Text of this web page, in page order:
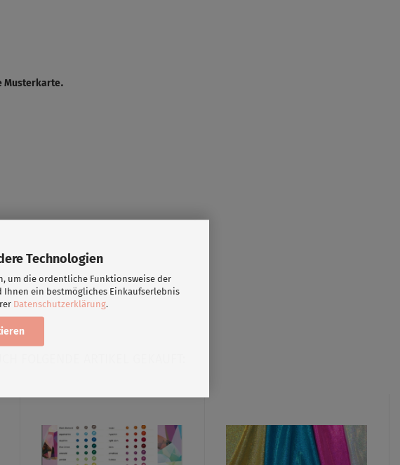
Technologien
um die ordentliche Funktionsweise der
Ihnen ein bestmögliches Einkaufserlebnis
Datenschutzerklärung.
Musterkarte.
FOLGENDE ARTIKEL GEKAUFT: